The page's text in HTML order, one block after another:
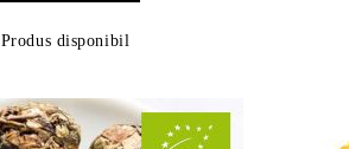
Produs disponibil